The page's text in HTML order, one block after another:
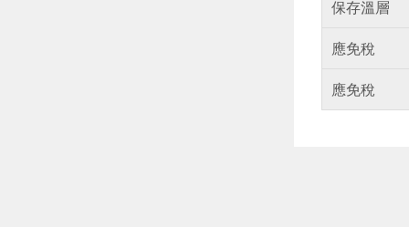
保存溫層
應免稅
應免稅